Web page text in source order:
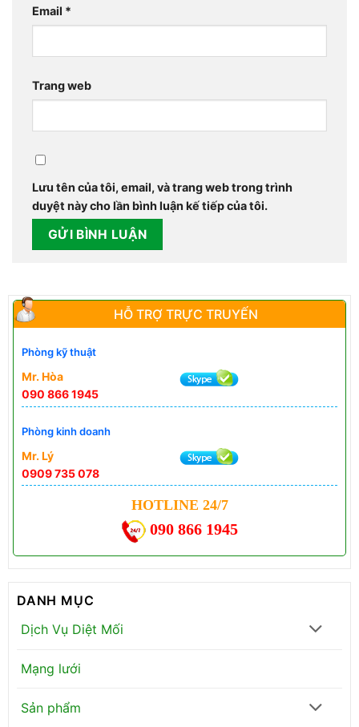
HỖ TRỢ TRỰC TRUYẾN
Phòng kỹ thuật
Mr. Hòa
090 866 1945
Phòng kinh doanh
Mr. Lý
0909 735 078
HOTLINE 24/7
090 866 1945
DANH MỤC
Dịch Vụ Diệt Mối
Mạng lưới
Sản phẩm
Email *
Trang web
Lưu tên của tôi, email, và trang web trong trình
duyệt này cho lần bình luận kế tiếp của tôi.